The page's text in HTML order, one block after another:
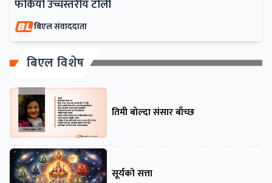
फर्कियो उच्चस्तरीय टोली
बिएल संवाददाता
बिएल विशेष
तिमी बोल्दा संसार बाँच्छ
सूर्यको सत्ता